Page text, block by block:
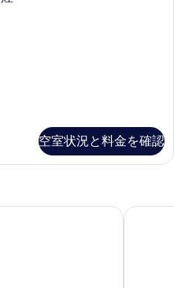
空室状況と料金を確認
ホテル